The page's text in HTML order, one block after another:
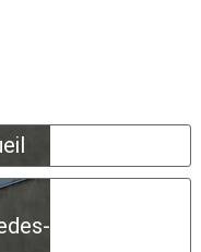
Benz Classe A